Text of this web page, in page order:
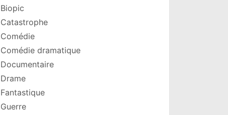
Biopic
Catastrophe
Comédie
Comédie dramatique
Documentaire
Drame
Fantastique
Guerre